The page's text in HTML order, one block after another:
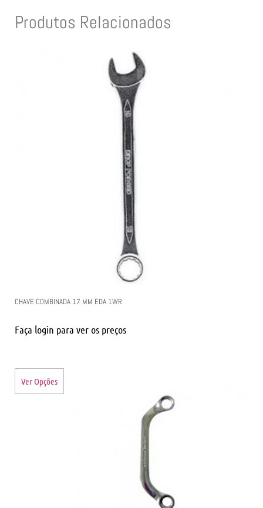
Produtos Relacionados
CHAVE COMBINADA 17 MM EDA 1WR
Faça login para ver os preços
Ver Opções